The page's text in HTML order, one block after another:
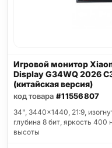
Игровой монитор
Display G34WQ 2026
(китайская версия)
код товара #11556807
34", 3440x1440, 21:9,
глубина 8 бит, яркость 400
высоты